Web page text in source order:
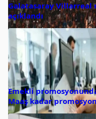
Galatasaray Villarreal
açıklandı
Emekli
Maaş kadar